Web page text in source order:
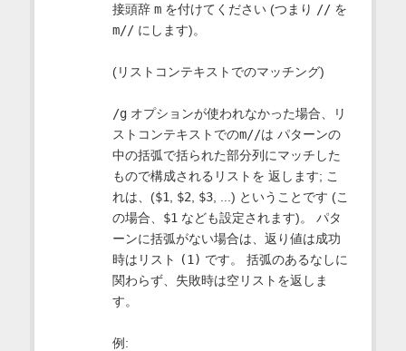
接頭辞 mを付けてください (つまり //を
m//にします)。
(リストコンテキストでのマッチング)
/gオプションが使われなかった場合、リ
ストコンテキストでのm//は パターンの
中の括弧で括られた部分列にマッチした
もので構成されるリストを 返します; こ
れは、($1 $2 $3, ...) ということです (こ
の場合、 $1 なども設定されます)。 パタ
ーンに括弧がない場合は、返り値は成功
時はリスト
(1) です。 括弧のあるなしに
関わらず、失敗時は空リストを返しま
す。
例: